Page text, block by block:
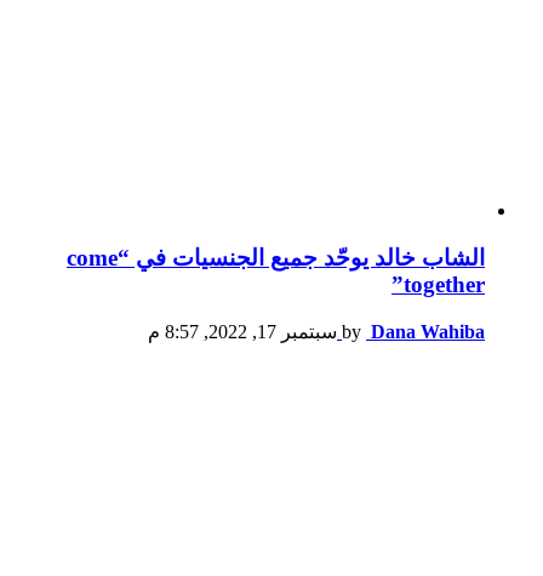
الشاب خالد يوحّد جميع الجنسيات في “come
together”
by Dana Wahiba سبتمبر 17, 2022, 8:57 م